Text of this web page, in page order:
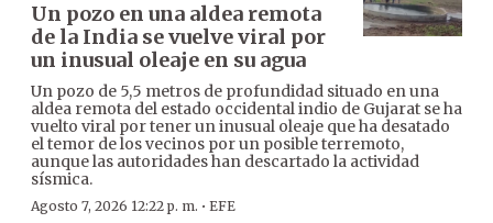
Un pozo en una aldea remota
de la India se vuelve viral por
un inusual oleaje en su agua
Un pozo de 5,5 metros de profundidad situado en una
aldea remota del estado occidental indio de Gujarat se ha
vuelto viral por tener un inusual oleaje que ha desatado
el temor de los vecinos por un posible terremoto,
aunque las autoridades han descartado la actividad
sísmica.
Agosto 7, 2026 12:22 p. m. · EFE